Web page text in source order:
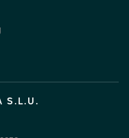
S.L.U.